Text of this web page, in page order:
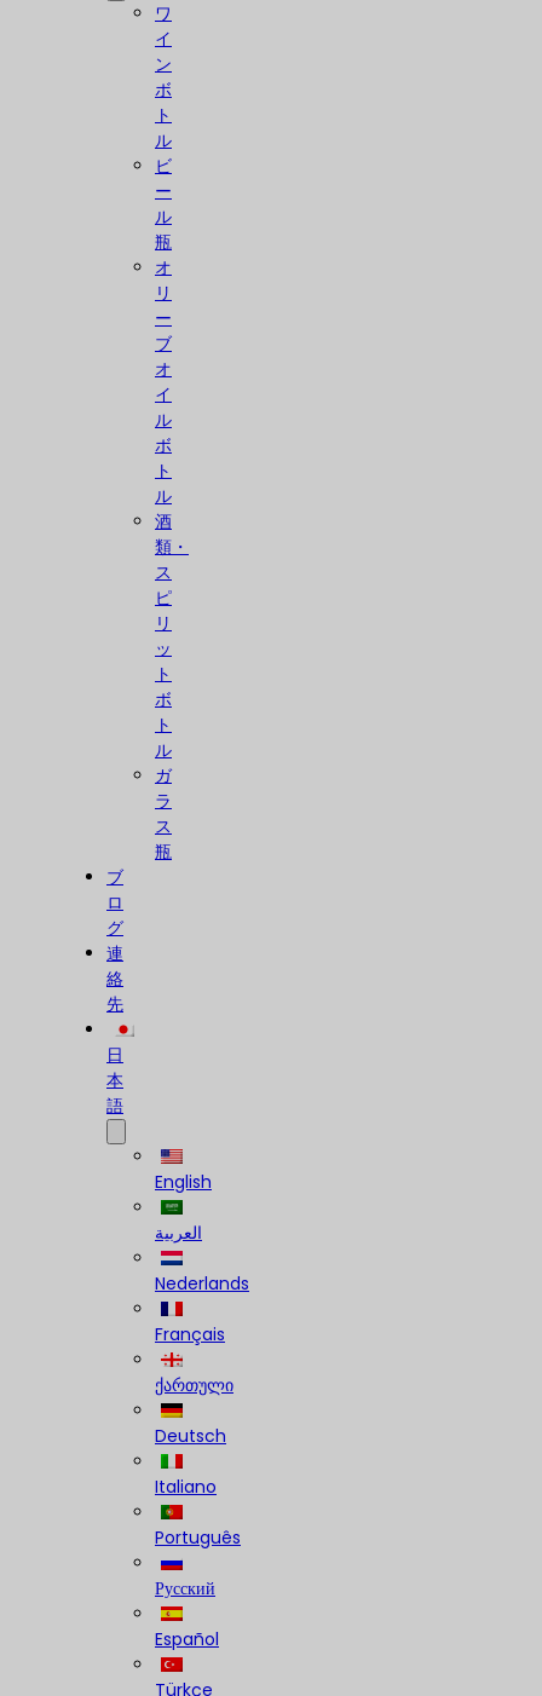
ワ
イ
ン
ボ
ト
ル
ビ
ー
ル
瓶
オ
リ
ー
ブ
オ
イ
ル
ボ
ト
ル
酒
類・
ス
ピ
リ
ッ
ト
ボ
ト
ル
ガ
ラ
ス
瓶
ブ
ロ
グ
連
絡
先
日
本
語
English
العربية
Nederlands
Français
ქართული
Deutsch
Italiano
Português
Русский
Español
Türkçe